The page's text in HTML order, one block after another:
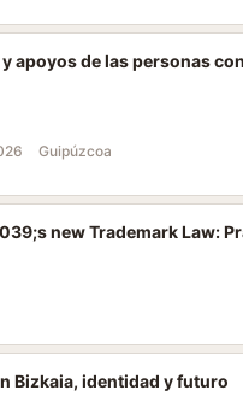
apoyos de las personas
Guipúzcoa
new Trademark Law:
Bizkaia, identidad y futuro